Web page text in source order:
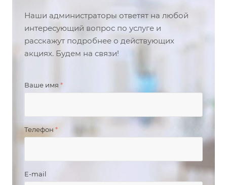
Наши администраторы ответят на любой
интересующий вопрос по услуге и
расскажут подробнее о действующих
акциях. Будем на связи!
Ваше имя *
Телефон *
E-mail